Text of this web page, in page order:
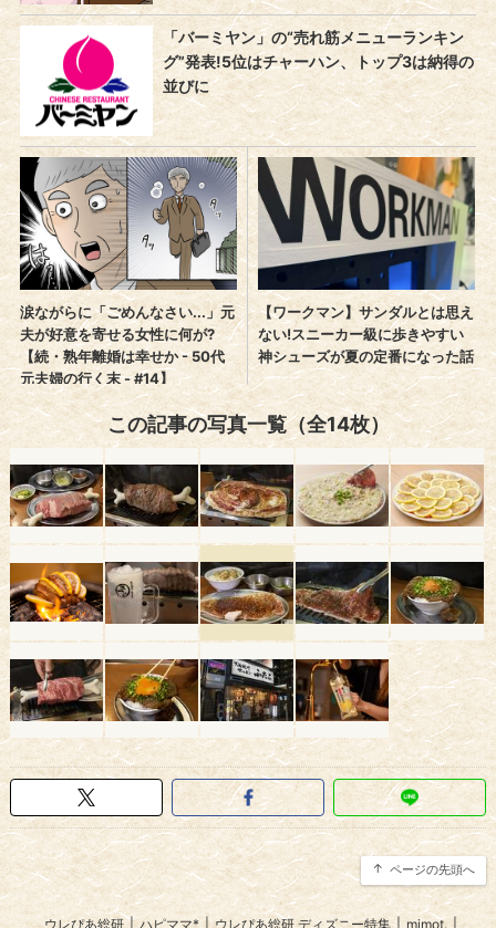
この記事の写真一覧（全14枚）
ページの先頭へ
ウレぴあ総研 | ハピママ* | ウレぴあ総研 ディズニー特集 | mimot.